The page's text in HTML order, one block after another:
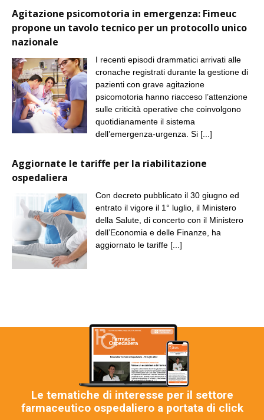
Agitazione psicomotoria in emergenza: Fimeuc
propone un tavolo tecnico per un protocollo unico
nazionale
I recenti episodi drammatici arrivati alle
cronache registrati durante la gestione di
pazienti con grave agitazione
psicomotoria hanno riacceso l’attenzione
sulle criticità operative che coinvolgono
quotidianamente il sistema
dell’emergenza-urgenza. Si [...]
Aggiornate le tariffe per la riabilitazione
ospedaliera
Con decreto pubblicato il 30 giugno ed
entrato il vigore il 1° luglio, il Ministero
della Salute, di concerto con il Ministero
dell’Economia e delle Finanze, ha
aggiornato le tariffe [...]
Le tematiche di interesse per il settore
farmaceutico ospedaliero a portata di click